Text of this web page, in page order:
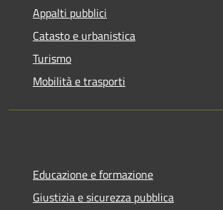
Appalti pubblici
Catasto e urbanistica
Turismo
Mobilità e trasporti
Educazione e formazione
Giustizia e sicurezza pubblica